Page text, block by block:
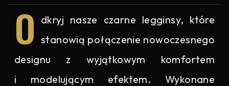
O dkryj nasze czarne legginsy, które
stanowią połączenie nowoczesnego
designu z wyjątkowym komfortem
i modelującym efektem. Wykonane